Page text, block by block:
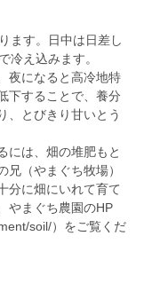
ます。日中は日差し
え込みます。
夜になると高冷地特
下することで、養分
、とびきり甘いとう
には、畑の堆肥もと
（やまぐち牧場）
分に畑にいれて育て
やまぐち農園のHP
soil/）をご覧くだ